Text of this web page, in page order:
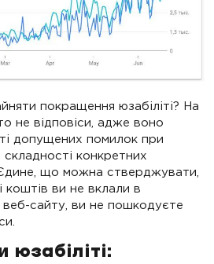
покращення юзабіліті? На
не відповіси, адже воно
допущених помилок при
складності конкретних
що можна стверджувати,
коштів ви не вклали в
веб-сайту, ви не пошкодуєте
юзабіліті: